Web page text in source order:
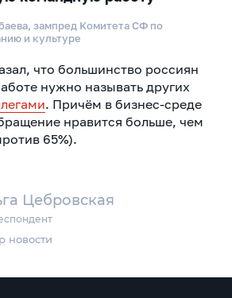
Цебровская
новости
зампред Комитета СФ по
и культуре
что большинство россиян
нужно называть других
. Причём в бизнес-среде
нравится больше, чем
65%).